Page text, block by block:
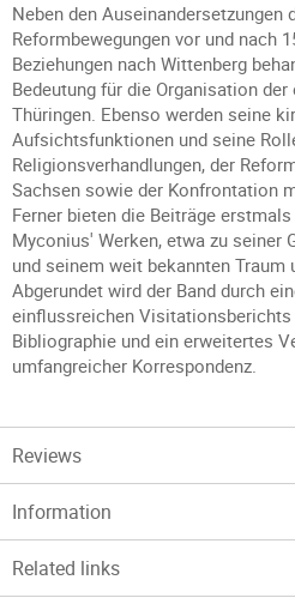
Neben den Auseinandersetzungen
Reformbewegungen vor und nach
Beziehungen nach Wittenberg
Bedeutung für die Organisation
Thüringen. Ebenso werden seine
Aufsichtsfunktionen und seine
Religionsverhandlungen, der
Sachsen sowie der Konfrontation
Ferner bieten die Beiträge
Myconius' Werken, etwa zu seiner
und seinem weit bekannten Traum
Abgerundet wird der Band durch
einflussreichen
Bibliographie und ein erweitertes
umfangreicher Korrespondenz.
Reviews
Information
Related links